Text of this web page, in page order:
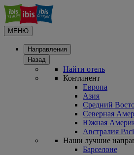
МЕНЮ
Направления
Назад
Найти отель
Континент
Европа
Азия
Средний
Северная
Южная
Австралия
Наши лучшие
Барселоне